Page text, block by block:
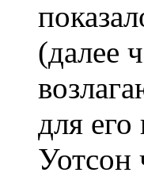
(далее
для
Уотсон